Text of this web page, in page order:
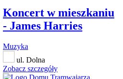
Koncert w mieszkaniu
- James Harries
Muzyka
ul. Dolna
Zobacz szczegóły